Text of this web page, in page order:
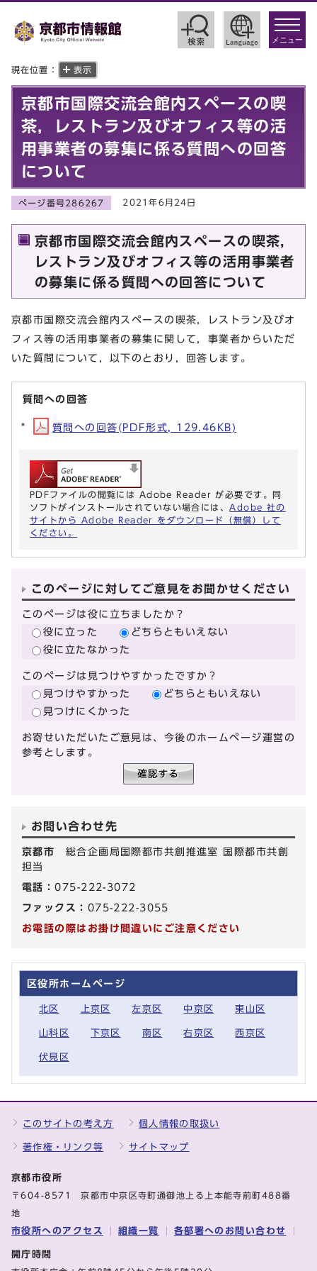
toggle
メニュー
現在位置： 表示
京都市国際交流会館内スペースの喫
茶，レストラン及びオフィス等の活
用事業者の募集に係る質問への回答
について
ページ番号286267 2021年6月24日
京都市国際交流会館内スペースの喫茶，
レストラン及びオフィス等の活用事業者
の募集に係る質問への回答について
京都市国際交流会館内スペースの喫茶，レストラン及びオ
フィス等の活用事業者の募集に関して，事業者からいただ
いた質問について，以下のとおり，回答します。
質問への回答
質問への回答(PDF形式, 129.46KB)
PDFファイルの閲覧には Adobe Reader が必要です。同
ソフトがインストールされていない場合には、 Adobe 社の
サイトから Adobe Reader をダウンロード（無償）して
ください。
このページに対してご意見をお聞かせください
このページは役に立ちましたか？
役に立った
どちらともいえない
役に立たなかった
このページは見つけやすかったですか？
見つけやすかった
どちらともいえない
見つけにくかった
お寄せいただいたご意見は、今後のホームページ運営の
参考とします。
お問い合わせ先
京都市 総合企画局国際都市共創推進室 国際都市共創
担当
電話：075-222-3072
ファックス： 075-222-3055
お電話の際はお掛け間違いにご注意ください
区役所ホームページ
北区 上京区 左京区 中京区 東山区
山科区 下京区 南区 右京区 西京区
伏見区
このサイトの考え方 個人情報の取扱い
著作権・リンク等 サイトマップ
京都市役所
〒604-8571 京都市中京区寺町通御池上る上本能寺前町488番
地
市役所へのアクセス 組織一覧 各部署へのお問い合わせ
開庁時間